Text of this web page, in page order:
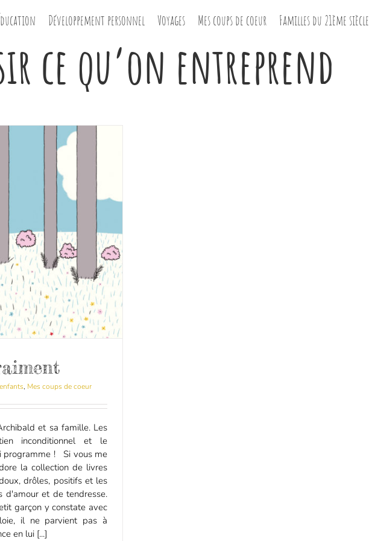
Développement personnel Voyages Mes coups de coeur Familles du 21ème siècle
ce qu’on entreprend
, Mes coups de coeur
et sa famille. Les
inconditionnel et le
programme ! Si vous me
la collection de livres
drôles, positifs et les
d'amour et de tendresse.
garçon y constate avec
il ne parvient pas à
en lui [...]